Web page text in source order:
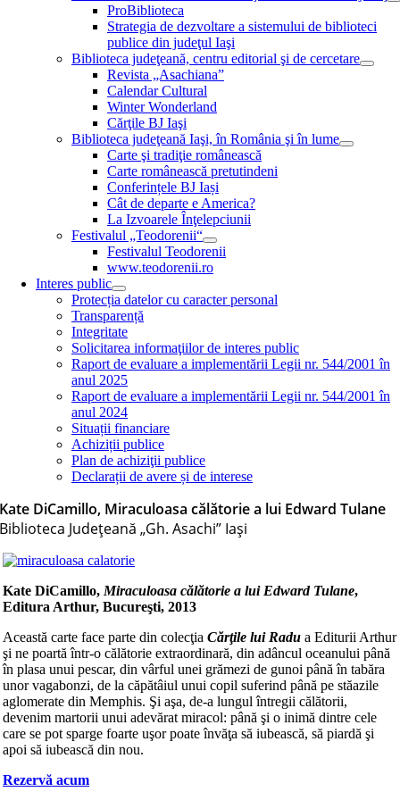
ProBiblioteca
Strategia de dezvoltare a sistemului de biblioteci
publice din judeţul Iaşi
Biblioteca judeţeană, centru editorial şi de cercetare
Revista „Asachiana”
Calendar Cultural
Winter Wonderland
Cărţile BJ Iaşi
Biblioteca judeţeană Iaşi, în România şi în lume
Carte şi tradiţie românească
Carte românească pretutindeni
Conferințele BJ Iași
Cât de departe e America?
La Izvoarele Înţelepciunii
Festivalul „Teodorenii“
Festivalul Teodorenii
www.teodorenii.ro
Interes public
Protecția datelor cu caracter personal
Transparență
Integritate
Solicitarea informaţiilor de interes public
Raport de evaluare a implementării Legii nr. 544/2001 în
anul 2025
Raport de evaluare a implementării Legii nr. 544/2001 în
anul 2024
Situații financiare
Achiziții publice
Plan de achiziţii publice
Declarații de avere și de interese
Kate DiCamillo, Miraculoasa călătorie a lui Edward Tulane
Biblioteca Judeţeană „Gh. Asachi” Iaşi
Kate DiCamillo, Miraculoasa călătorie a lui Edward Tulane,
Editura Arthur, Bucureşti, 2013
Această carte face parte din colecţia Cărţile lui Radu a Editurii Arthur
şi ne poartă într-o călătorie extraordinară, din adâncul oceanului până
în plasa unui pescar, din vârful unei grămezi de gunoi până în tabăra
unor vagabonzi, de la căpătâiul unui copil suferind până pe stăazile
aglomerate din Memphis. Şi aşa, de-a lungul întregii călătorii,
devenim martorii unui adevărat miracol: până şi o inimă dintre cele
care se pot sparge foarte uşor poate învăţa să iubească, să piardă şi
apoi să iubească din nou.
Rezervă acum